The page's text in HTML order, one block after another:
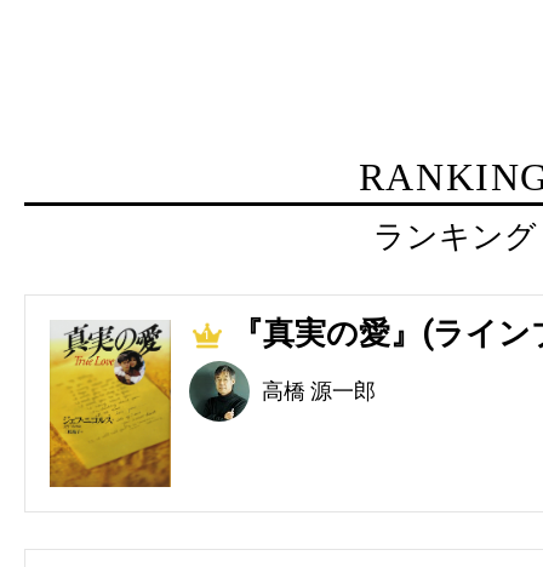
ランキング
1 『真実の愛』(ライ
高橋 源一郎